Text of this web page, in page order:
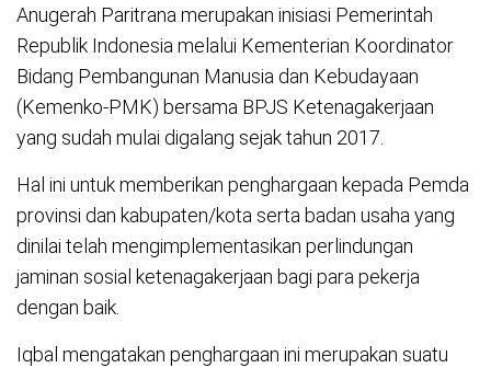
Anugerah Paritrana merupakan inisiasi Pemerintah
Republik Indonesia melalui Kementerian Koordinator
Bidang Pembangunan Manusia dan Kebudayaan
(Kemenko-PMK) bersama BPJS Ketenagakerjaan
yang sudah mulai digalang sejak tahun 2017.
Hal ini untuk memberikan penghargaan kepada Pemda
provinsi dan kabupaten/kota serta badan usaha yang
dinilai telah mengimplementasikan perlindungan
jaminan sosial ketenagakerjaan bagi para pekerja
dengan baik.
Iqbal mengatakan penghargaan ini merupakan suatu